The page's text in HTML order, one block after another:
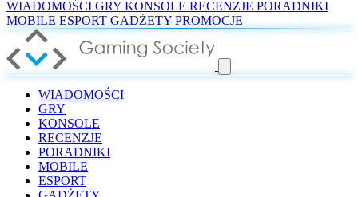
WIADOMOŚCI GRY KONSOLE RECENZJE PORADNIKI
MOBILE ESPORT GADŻETY PROMOCJE
WIADOMOŚCI
GRY
KONSOLE
RECENZJE
PORADNIKI
MOBILE
ESPORT